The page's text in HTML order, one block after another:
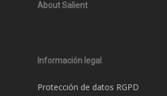
About Salient
Información legal
Protección de datos RGPD